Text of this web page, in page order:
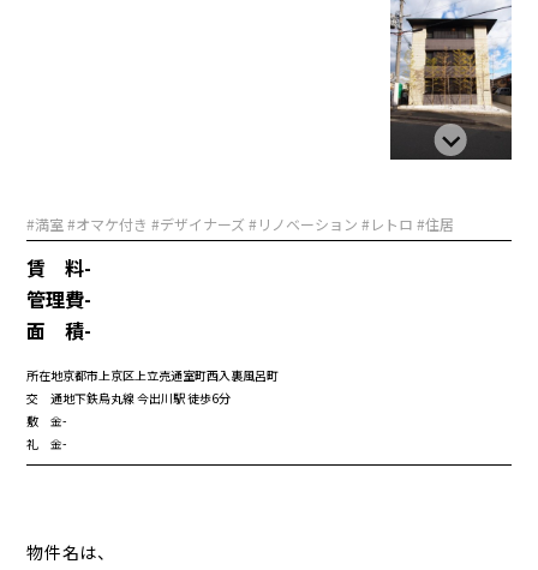
#満室 #オマケ付き #デザイナーズ #リノベーション #レトロ #住居
賃 料-
管理費-
面 積-
所在地京都市上京区上立売通室町西入裏風呂町
交 通地下鉄烏丸線 今出川駅 徒歩6分
敷 金-
礼 金-
物件名は、